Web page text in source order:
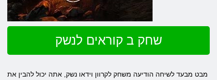
שחק ב קוראים לנשק
מבט מבעד לשיחה הודיעה משחק לקרוון וידאו נשק, אתה יכול להבין את